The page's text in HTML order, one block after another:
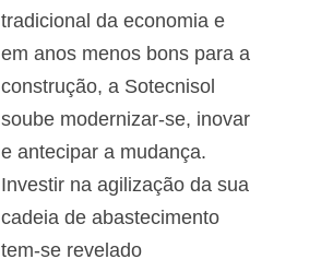
tradicional da economia e
em anos menos bons para a
construção, a Sotecnisol
soube modernizar-se, inovar
e antecipar a mudança.
Investir na agilização da sua
cadeia de abastecimento
tem-se revelado